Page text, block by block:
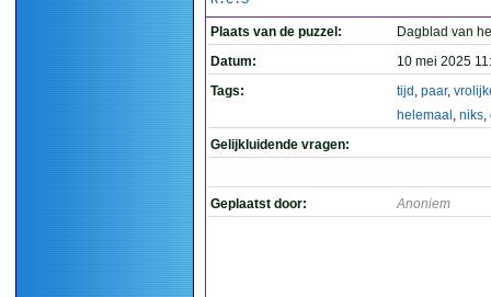
Plaats van de puzzel:
Dagblad van
Datum:
10 mei 2025
Tags:
tijd , paar,
helemaal , niks,
Gelijkluidende vragen:
Geplaatst door: Anoniem